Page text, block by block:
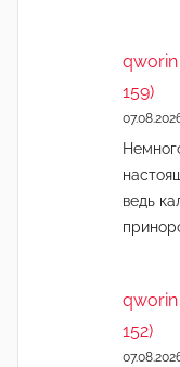
qworin
159)
ведь
qworin
152)